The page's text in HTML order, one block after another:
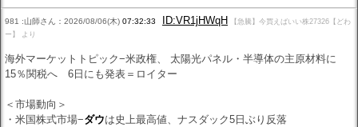
981 :山師さん：2026/08/06(木) 07:32:33 ID:VR1jHWqH
【急騰】今買えばいい株27326【どわ
ー】 より
海外マーケットトピック−米政権、 太陽光パネル・半導体の主原材料に
15％関税へ 6日にも発表＝ロイター
＜市場動向＞
・米国株式市場−ダウは史上最高値、ナスダック5日ぶり反落